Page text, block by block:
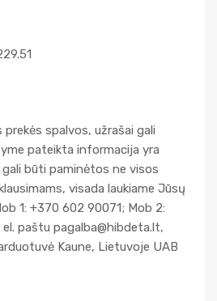
spalvos, užrašai gali
pateikta informacija yra
būti paminėtos ne visos
visada laukiame Jūsų
1: +370 602 90071; Mob 2:
paštu pagalba@hibdeta.lt,
Kaune, Lietuvoje UAB